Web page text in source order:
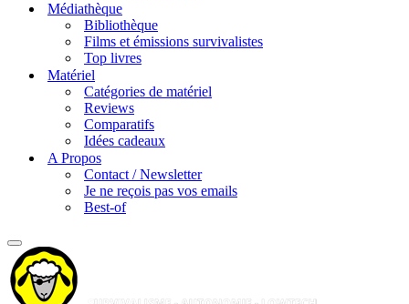
Médiathèque
Bibliothèque
Films et émissions survivalistes
Top livres
Matériel
Catégories de matériel
Reviews
Comparatifs
Idées cadeaux
A Propos
Contact / Newsletter
Je ne reçois pas vos emails
Best-of
Menu
de
navigation